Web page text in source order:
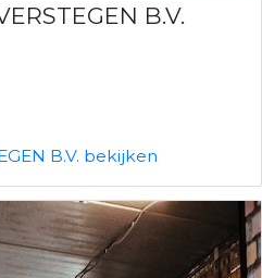
B.V.
B.V. bekijken